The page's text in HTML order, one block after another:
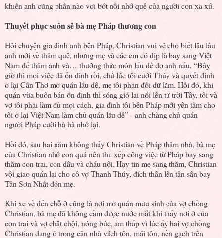
khiến anh cũng phần nào vơi bớt nỗi nhớ quê của người con xa xứ.
Thuyết phục suôn sẻ bà mẹ Pháp thương con
Hỏi chuyện gia đình anh bên Pháp, Christian vui vẻ cho biết lâu lâu
anh mới về thăm quê, nhưng mẹ và các em có dịp là bay sang Việt
Nam để thăm anh và… thưởng thức món lẩu dê do anh nấu. “Bây
giờ thì mọi việc đã ổn định rồi, chứ lúc tôi cưới Thúy và quyết định
ở lại Cần Thơ mở quán lẩu dê, mẹ tôi phản đối dữ lắm. Hồi đó, khi
quán vừa buôn bán ổn định thì sóng gió lại nổi lên từ trời Tây, tôi và
vợ tôi phải làm đủ mọi cách, gia đình tôi bên Pháp mới yên tâm cho
tôi ở lại Việt Nam làm chủ quán lẩu dê” - anh chàng chủ quán
người Pháp cười hà hà nhớ lại.
Hồi đó, sau hai năm không thấy Christian về Pháp thăm nhà, bà mẹ
của Christian nhớ con quá nên thu xếp công việc từ Pháp bay sang
thăm con trai, con dâu và cháu nội. Hay tin mẹ sang thăm, Christian
vội giao quán lại cho cô vợ Thanh Thúy, đích thân lên tận sân bay
Tân Sơn Nhất đón mẹ.
Khi xe về đến chỗ ở cũng là nơi mở quán mưu sinh của vợ chồng
Christian, bà mẹ đã không cầm được nước mắt khi thấy nơi ở của
con trai và vợ chật chội, nóng bức, ẩm thấp vì lúc ấy hai vợ chồng
Christian đang ở trong căn nhà vách tôn, mái tôn, nền gạch trên